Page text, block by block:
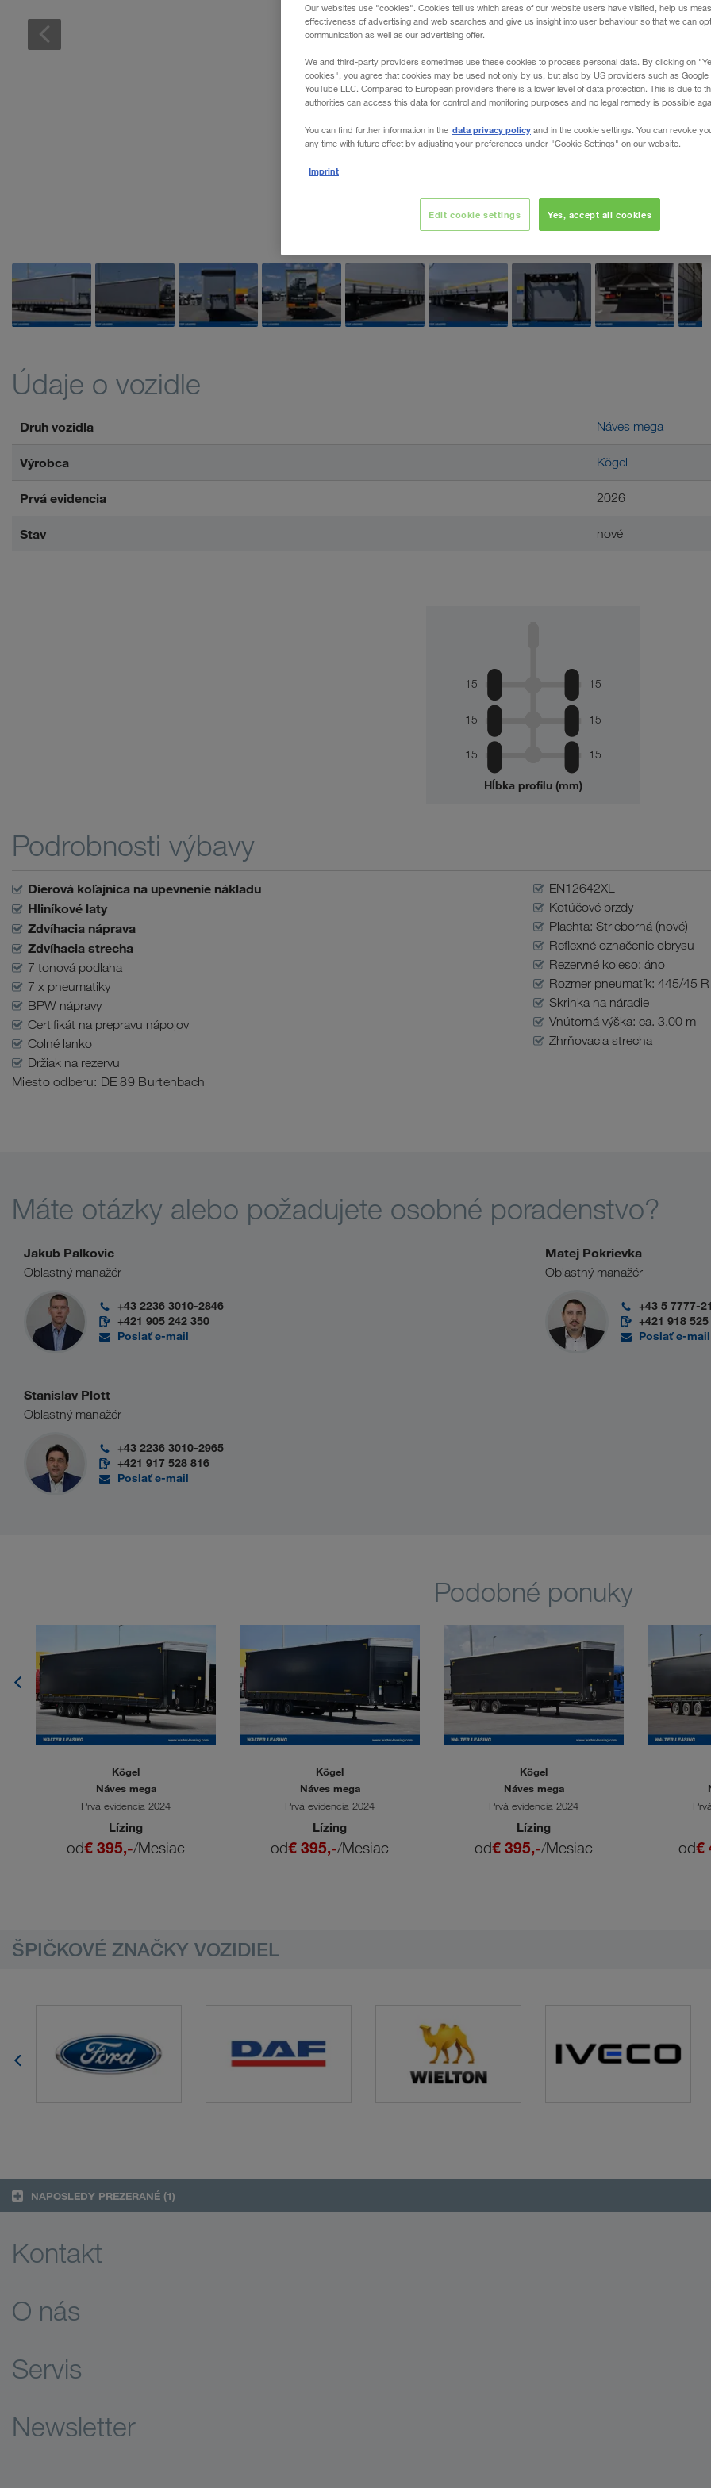
Údaje o vozidle
Druh vozidla Náves mega
Výrobca Kögel
Prvá evidencia 2026
Stav nové
15 15
15 15
15 15
Hĺbka profilu (mm)
Podrobnosti výbavy
Dierová koľajnica na upevnenie nákladu
Hliníkové laty
Zdvíhacia náprava
Zdvíhacia strecha
7 tonová podlaha
7 x pneumatiky
BPW nápravy
Certifikát na prepravu nápojov
Colné lanko
Držiak na rezervu
EN12642XL
Kotúčové brzdy
Plachta: Strieborná (nové)
Reflexné označenie obrysu
Rezervné koleso: áno
Rozmer pneumatík: 445/45
Skrinka na náradie
Vnútorná výška: ca. 3,00 m
Zhrňovacia strecha
Miesto odberu: DE 89 Burtenbach
Máte otázky alebo požadujete osobné poradenstvo?
Jakub Palkovic
Oblastný manažér
+43 2236 3010-2846
+421 905 242 350
Poslať e-mail
Matej Pokrievka
Oblastný manažér
+43 5 7777-
+421 918
Poslať e-mail
Stanislav Plott
Oblastný manažér
+43 2236 3010-2965
+421 917 528 816
Poslať e-mail
Podobné ponuky
Kögel
Náves mega
Prvá evidencia 2024
Lízing
od€ 395,-/Mesiac
Kögel
Náves mega
Prvá evidencia 2024
Lízing
od€ 395,-/Mesiac
Kögel
Náves mega
Prvá evidencia 2024
Lízing
od€ 395,-/Mesiac od€
ŠPIČKOVÉ ZNAČKY VOZIDIEL
NAPOSLEDY PREZERANÉ (1)
Kontakt
O nás
Servis
Newsletter
Our websites use "cookies". Cookies tell us which areas of our website users have visited, help us
effectiveness of advertising and web searches and give us insight into user behaviour so that we can
communication as well as our advertising offer.
We and third-party providers sometimes use these cookies to process personal data. By clicking on
cookies", you agree that cookies may be used not only by us, but also by US providers such as Google
YouTube LLC. Compared to European providers there is a lower level of data protection. This is due to
authorities can access this data for control and monitoring purposes and no legal remedy is possible
You can find further information in the data privacy policy and in the cookie settings. You can revoke
any time with future effect by adjusting your preferences under "Cookie Settings" on our website.
Imprint
Yes, accept all cookies
Edit cookie settings